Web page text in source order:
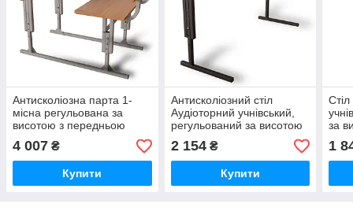
Антисколіозна парта 1-
місна регульована за
висотою з передньою
панеллю та полицею.
4 007 ₴
Купити
Антисколіозний стіл
Аудіоторний учнівський,
регульований за висотою
2-місний для школярів
2 154₴
Купити
за
1